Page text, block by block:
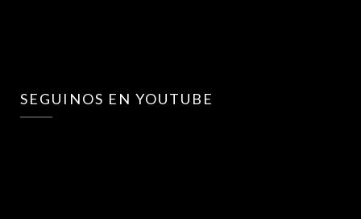
SEGUINOS EN YOUTUBE